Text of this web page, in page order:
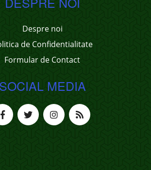
Despre noi
de Confidentialitate
Formular de Contact
SOCIAL MEDIA